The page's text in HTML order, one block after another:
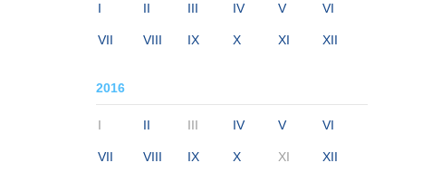
I II III IV V VI
VII VIII IX X XI XII
2016
I II III IV V VI
VII VIII IX X XI XII